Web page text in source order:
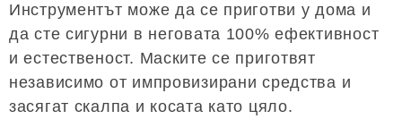
Инструментът може да се приготви у дома и
да сте сигурни в неговата 100% ефективност
и естественост. Маските се приготвят
независимо от импровизирани средства и
засягат скалпа и косата като цяло.